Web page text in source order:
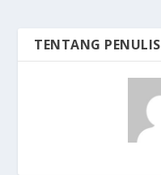
TENTANG PENULIS